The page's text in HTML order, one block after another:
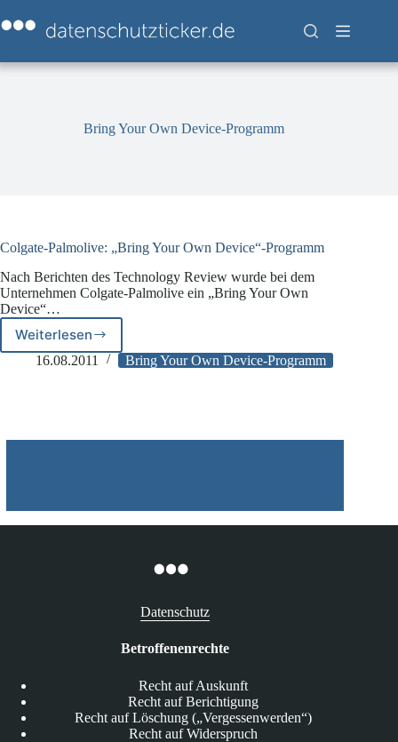
Inhalt
springen
Bring Your Own Device-Programm
Colgate-Palmolive: „Bring Your Own Device“-Programm
Nach Berichten des Technology Review wurde bei dem
Unternehmen Colgate-Palmolive ein „Bring Your Own
Device“…
Weiterlesen
Colgate-
Palmolive:
Programm
16.08.2011 Bring Your Own Device-Programm
Datenschutz
Betroffenenrechte
Recht auf Auskunft
Recht auf Berichtigung
Recht auf Löschung („Vergessenwerden“)
Recht auf Widerspruch